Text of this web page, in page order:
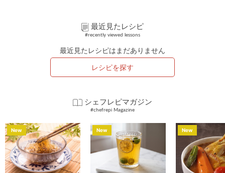
最近見たレシピ
#recently viewed lessons
最近見たレシピはまだありません
レシピを探す
シェフレピマガジン
#chefrepi Magazine
New New New